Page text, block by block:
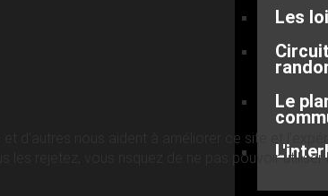
Les
Le
d’autres nous aident à améliorer ce site et
rejetez, vous risquez de ne pas pouvoir utiliser